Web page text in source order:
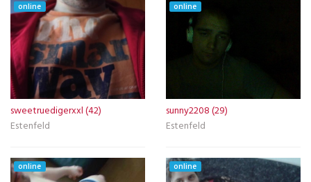
online
sweetruedigerxxl (42)
Estenfeld
online
sunny2208 (29)
Estenfeld
online online